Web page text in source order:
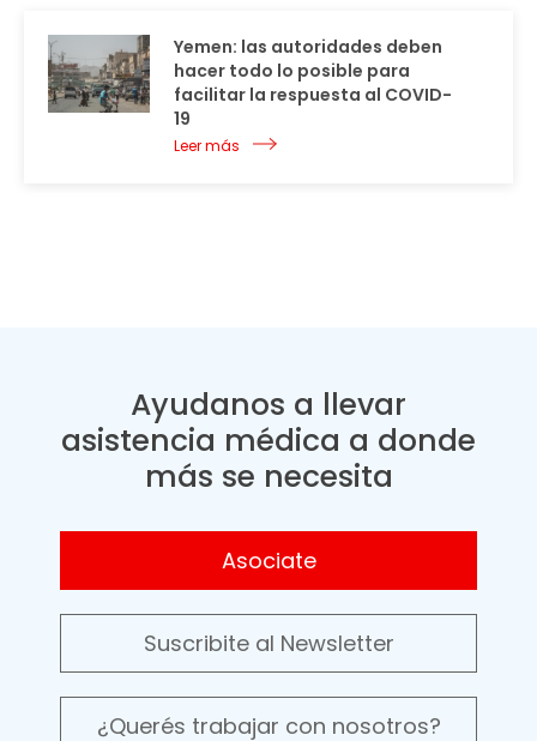
Yemen: las autoridades deben
hacer todo lo posible para
facilitar la respuesta al COVID-
19
Leer más
Ayudanos a llevar
asistencia médica a donde
más se necesita
Asociate
Suscribite al Newsletter
¿Querés trabajar con nosotros?